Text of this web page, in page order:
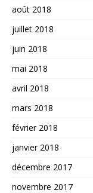
août 2018
juillet 2018
juin 2018
mai 2018
avril 2018
mars 2018
février 2018
janvier 2018
décembre 2017
novembre 2017